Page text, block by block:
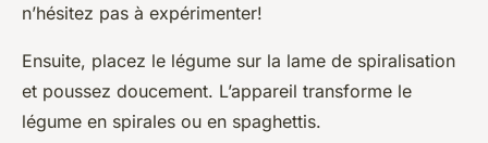
n’hésitez pas à expérimenter!
Ensuite, placez le légume sur la lame de spiralisation
et poussez doucement. L’appareil transforme le
légume en spirales ou en spaghettis.